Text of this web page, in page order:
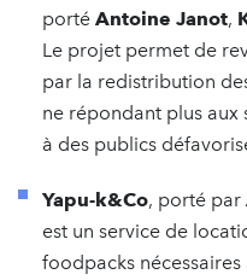
porté Antoine Janot,
Le projet permet de
par la redistribution
ne répondant plus aux
à des publics
Yapu-k&Co, porté par
est un service de
foodpacks nécessaires